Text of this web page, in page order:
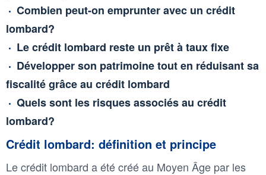
Combien peut-on emprunter avec un crédit
lombard?
Le crédit lombard reste un prêt à taux fixe
Développer son patrimoine tout en réduisant sa
fiscalité grâce au crédit lombard
Quels sont les risques associés au crédit
lombard?
Crédit lombard: définition et principe
Le crédit lombard a été créé au Moyen Âge par les